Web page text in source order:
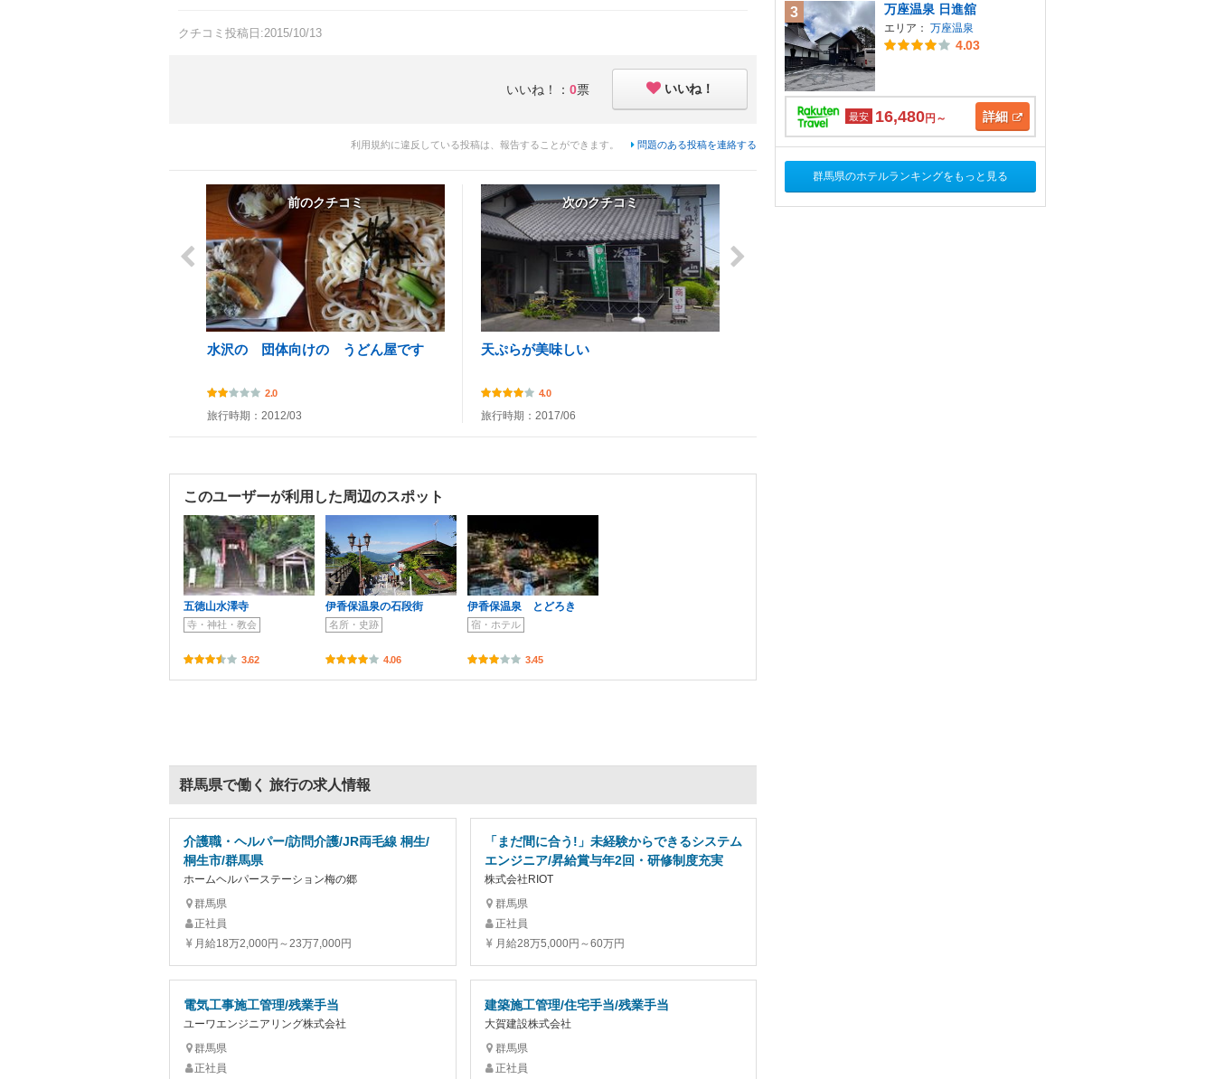
クチコミ投稿日:2015/10/13
いいね！： 0票 いいね！
利用規約に違反している投稿は、報告することができます。 問題のある投稿を連絡する
前のクチコミ
水沢の 団体向けの うどん屋です
2.0
旅行時期：2012/03
次のクチコミ
天ぷらが美味しい
4.0
旅行時期：2017/06
このユーザーが利用した周辺のスポット
五徳山水澤寺
寺・神社・教会
3.62
伊香保温泉の石段街
名所・史跡
4.06
伊香保温泉 とどろき
宿・ホテル
3.45
群馬県で働く 旅行の求人情報
介護職・ヘルパー/訪問介護/JR両毛線 桐生/
桐生市/群馬県
ホームヘルパーステーション梅の郷
群馬県
正社員
月給18万2,000円～23万7,000円
「まだ間に合う!」未経験からできるシステム
エンジニア/昇給賞与年2回・研修制度充実
株式会社RIOT
群馬県
正社員
月給28万5,000円～60万円
電気工事施工管理/残業手当
ユーワエンジニアリング株式会社
群馬県
正社員
建築施工管理/住宅手当/残業手当
大賀建設株式会社
群馬県
正社員
3 万座温泉 日進舘
エリア： 万座温泉
4.03
最安 16,480円～ 詳細
群馬県のホテルランキングをもっと見る